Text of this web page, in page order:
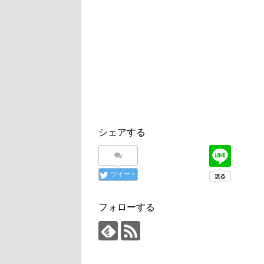
シェアする
ツイート
フォローする